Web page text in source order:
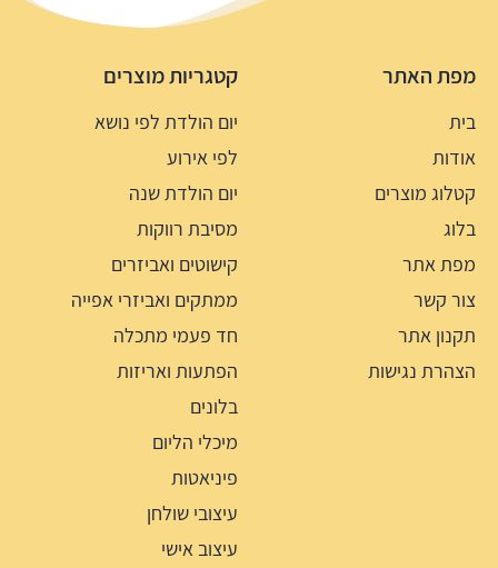
מפת האתר
בית
אודות
קטלוג מוצרים
בלוג
מפת אתר
צור קשר
תקנון אתר
הצהרת נגישות
קטגריות מוצרים
יום הולדת לפי נושא
לפי אירוע
יום הולדת שנה
מסיבת רווקות
קישוטים ואביזרים
ממתקים ואביזרי אפייה
חד פעמי מתכלה
הפתעות ואריזות
בלונים
מיכלי הליום
פיניאטות
עיצובי שולחן
עיצוב אישי